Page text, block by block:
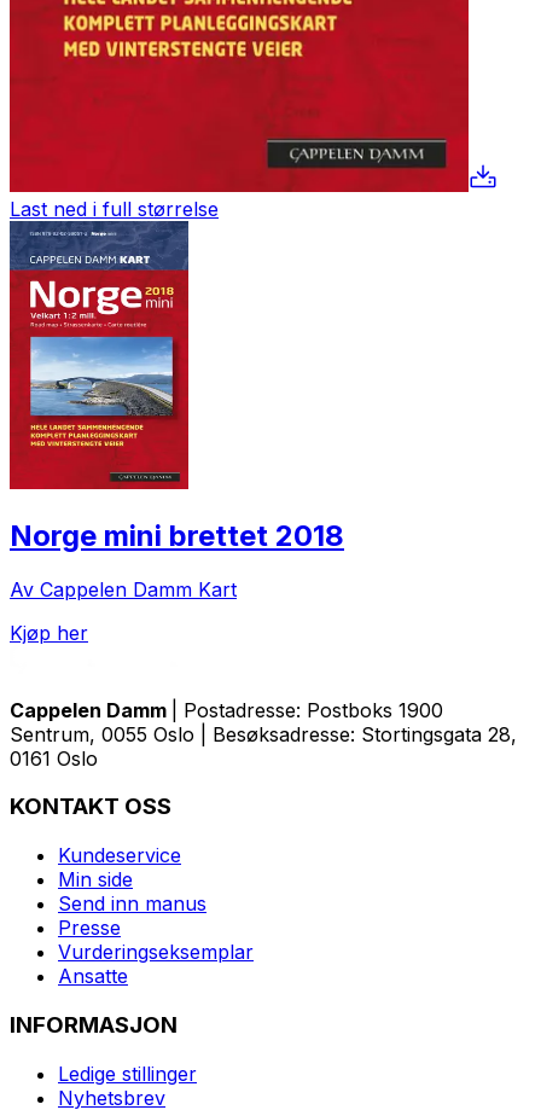
Last ned i full størrelse
Norge mini brettet 2018
Av Cappelen Damm Kart
Kjøp her
Cappelen Damm
| Postadresse: Postboks 1900
Sentrum, 0055 Oslo | Besøksadresse: Stortingsgata 28,
0161 Oslo
KONTAKT OSS
Kundeservice
Min side
Send inn manus
Presse
Vurderingseksemplar
Ansatte
INFORMASJON
Ledige stillinger
Nyhetsbrev